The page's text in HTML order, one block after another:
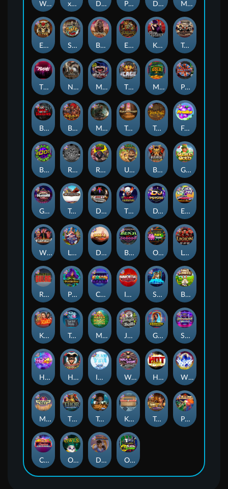
Dead Men Walking
Munchies
Skate or Die
Nexus Tombstone RIP
Outsourced: Payday
Tombstone No Mercy
Manhattan Goes Wild
Roadkill
Kiss My Chainsaw
Book Of Shadows
Rock Bottom
Tractor Beam
Casino Win Spin
The Cage
Hot Nudge
Space Donkey
El Pasa Gunfight xNudge
Land of the Free
Brick Snake 2000
Starstruck
Warrior Graveyard xNudge
Monkey's Gold xPays
Benji Killed in Vegas
Barbarian Fury
Poison Eve
Devil's Crossroad
Tomb of Nefertiti
Tomb of Akhenaten
Golden Genie And The Walking Wilds
Dragon Tribe
Immortal Fruits
Tesla Jolt
Evil Goblins xBomb
Dungeon Quest
Coins of Fortune
Gluttony
Mayan Magic Wildfire
WiXX
Outsourced: Slash Game
Legion X
Fruits
Bonus Bunnies
Deadwood xNudge
DJ Psycho
Hot 4 Cash
Buffalo Hunter
Tombstone
Owls
Punk Rocker
Milky Ways
Gaelic Gold
East Coast Vs West Coast
The Creepy Carnival
Pearl Harbor
Whacked
Jingle Balls
Harlequin Carnival Walk of Shame
Misery Mining
Kitchen Drama: Sushi Mania Pixies vs Pirates
xWays Hoarder xSplit
Thor: Hammer Time
Ice Ice Yeti
Remember Gulag
Karen Maneater
True kult
Bushido Way xNudge
Ugliest Catch
The Rave